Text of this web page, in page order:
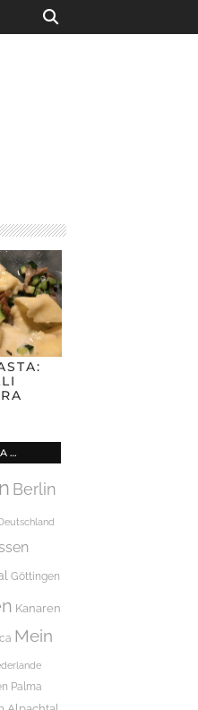
Berlin
Göttingen
Kanaren
Mein
Palma